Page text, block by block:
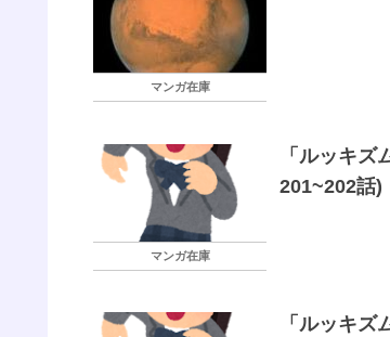
マンガ在庫
マンガ在庫
「ルッキ
201~202話)
「ルッキ